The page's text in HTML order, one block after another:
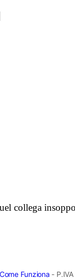
collega
Come Funziona -